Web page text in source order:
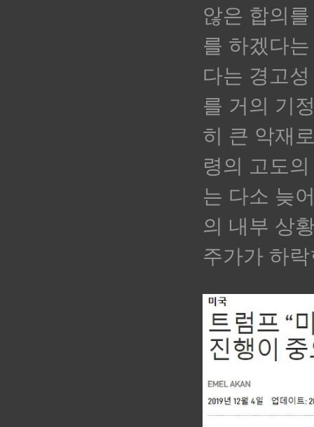
않은 합의
를 하겠다
다는 경고
를 거의 기
히 큰 악재
령의 고도
는 다소 늦
의 내부 상
주가가 하